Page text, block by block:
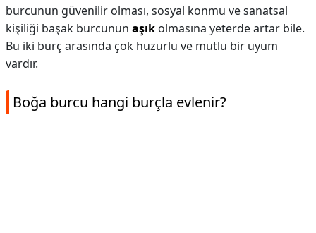
burcunun güvenilir olması, sosyal konmu ve sanatsal
kişiliği başak burcunun aşık olmasına yeterde artar bile.
Bu iki burç arasında çok huzurlu ve mutlu bir uyum
vardır.
Boğa burcu hangi burçla evlenir?